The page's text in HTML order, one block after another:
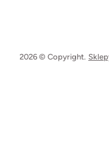
2026 © Copyright.